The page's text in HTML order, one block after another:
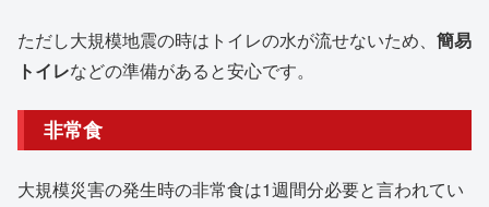
ただし大規模地震の時はトイレの水が流せないため、 簡易
トイレなどの準備があると安心です。
非常食
大規模災害の発生時の非常食は1週間分必要と言われてい